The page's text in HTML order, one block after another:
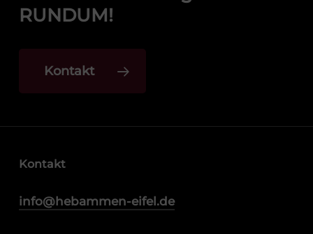
RUNDUM!
Kontakt
Kontakt
info@hebammen-eifel.de